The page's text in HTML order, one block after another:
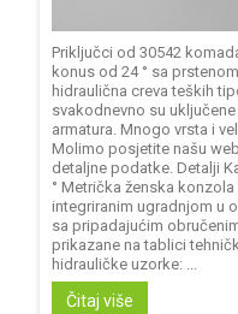
Priključci od 30542
konus od 24 ° sa
hidraulična creva teških
svakodnevno su
armatura. Mnogo vrsta i
Molimo posjetite našu
detaljne podatke. Detalji
° Metrička ženska
integriranim ugradnjom u
sa pripadajućim
prikazane na tablici
hidrauličke uzorke: ...
Čitaj više